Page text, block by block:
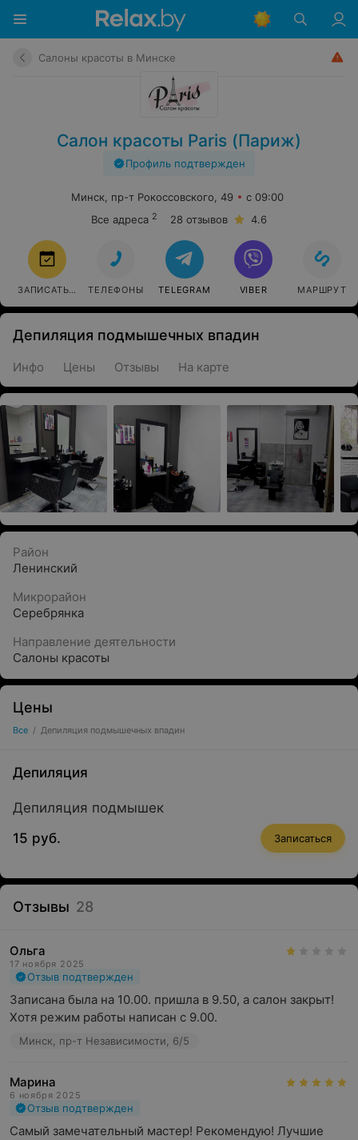
Салоны красоты в Минске
Салон красоты Paris (Париж)
Профиль подтвержден
Минск, пр-т Рокоссовского, 49
с 09:00
Все адреса 2 28 отзывов 4.6
ЗАПИСАТЬСЯ ТЕЛЕФОНЫ TELEGRAM VIBER МАРШРУТ
Депиляция подмышечных впадин
Инфо Цены Отзывы На карте
Район
Ленинский
Микрорайон
Серебрянка
Направление деятельности
Салоны красоты
Цены
Все / Депиляция подмышечных впадин
Депиляция
Депиляция подмышек
15 руб.
Записаться
Отзывы 28
Ольга
17 ноября 2025
Отзыв подтвержден
Записана была на 10.00. пришла в 9.50, а салон закрыт!
Хотя режим работы написан с 9.00.
Минск, пр-т Независимости, 6/5
Марина
6 ноября 2025
Отзыв подтвержден
Самый замечательный мастер! Рекомендую! Лучшие